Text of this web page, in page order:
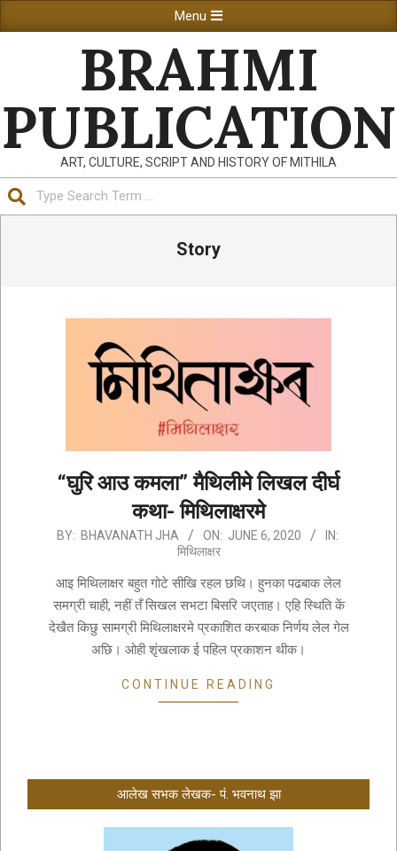
to
Navigation
Menu
BRAHMI
PUBLICATION
ART, CULTURE, SCRIPT AND HISTORY OF MITHILA
Story
“घुरि आउ कमला” मैथिलीमे लिखल दीर्घ
कथा- मिथिलाक्षरमे
2020-
BY: BHAVANATH JHA ON: JUNE 6, 2020
IN:
मिथिलाक्षर
आइ मिथिलाक्षर बहुत गोटे सीखि रहल छथि। हुनका पढबाक लेल
समग्री चाही, नहीं तँ सिखल सभटा बिसरि जएताह। एहि स्थिति कें
देखैत किछु सामग्री मिथिलाक्षरमे प्रकाशित करबाक निर्णय लेल गेल
अछि। ओही शृंखलाक ई पहिल प्रकाशन थीक।
CONTINUE READING
आलेख सभक लेखक- पं. भवनाथ झा